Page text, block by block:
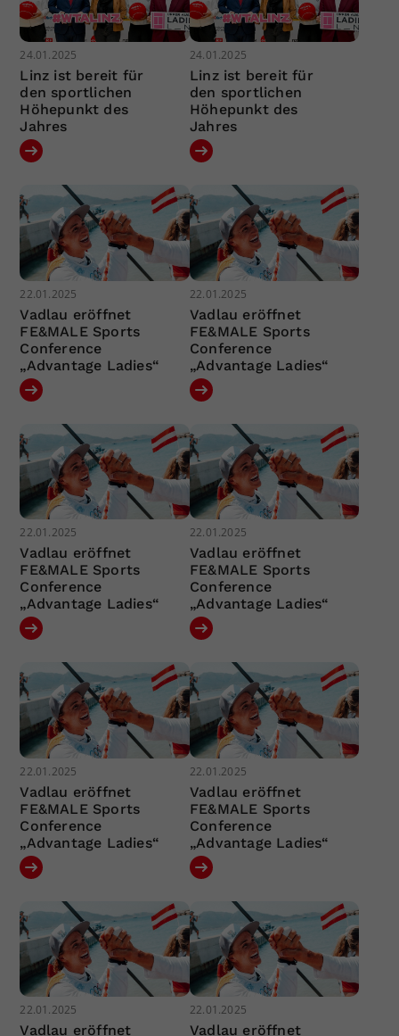
24.01.2025
Linz ist bereit für
den sportlichen
Höhepunkt des
Jahres
24.01.2025
Linz ist bereit für
den sportlichen
Höhepunkt des
Jahres
22.01.2025
Vadlau eröffnet
FE&MALE Sports
Conference
„Advantage Ladies“
22.01.2025
Vadlau eröffnet
FE&MALE Sports
Conference
„Advantage Ladies“
22.01.2025
Vadlau eröffnet
FE&MALE Sports
Conference
„Advantage Ladies“
22.01.2025
Vadlau eröffnet
FE&MALE Sports
Conference
„Advantage Ladies“
22.01.2025
Vadlau eröffnet
FE&MALE Sports
Conference
„Advantage Ladies“
22.01.2025
Vadlau eröffnet
FE&MALE Sports
Conference
„Advantage Ladies“
22.01.2025
Vadlau eröffnet
22.01.2025
Vadlau eröffnet